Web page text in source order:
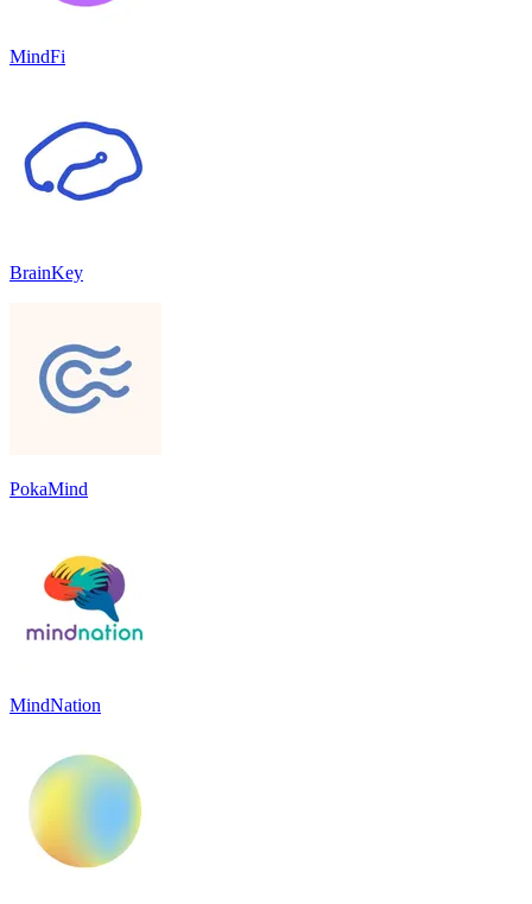
MindFi
BrainKey
PokaMind
MindNation